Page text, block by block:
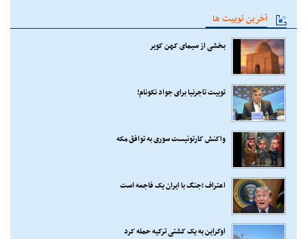
آخرین توییت ها
بخشی از سیمای کهن کویر
توییت تاجرنیا برای جواد نکونام!
واکنش کارتونیست سوری به توافق مکه
اعتراف ؛جنگ با ایران یک فاجعه است
اوکراین به یک کشتی ترکیه حمله کرد